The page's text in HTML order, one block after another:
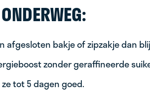
afgesloten bakje of zipzakje dan
zonder geraffineerde
tot 5 dagen goed.